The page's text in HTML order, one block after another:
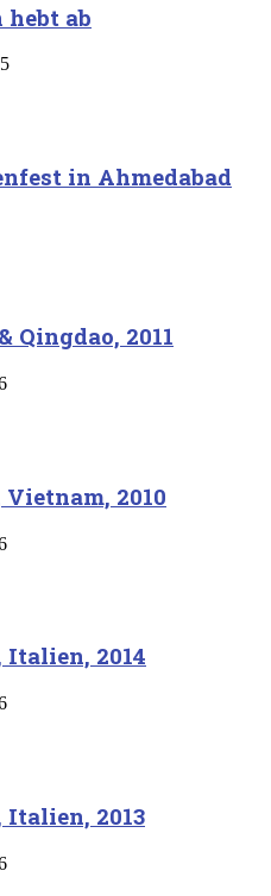
hebt ab
in Ahmedabad
Qingdao, 2011
2010
Italien, 2014
Italien, 2013